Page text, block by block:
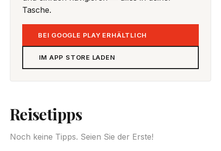
Tasche.
BEI GOOGLE PLAY ERHÄLTLICH
IM APP STORE LADEN
Reisetipps
Noch keine Tipps. Seien Sie der Erste!